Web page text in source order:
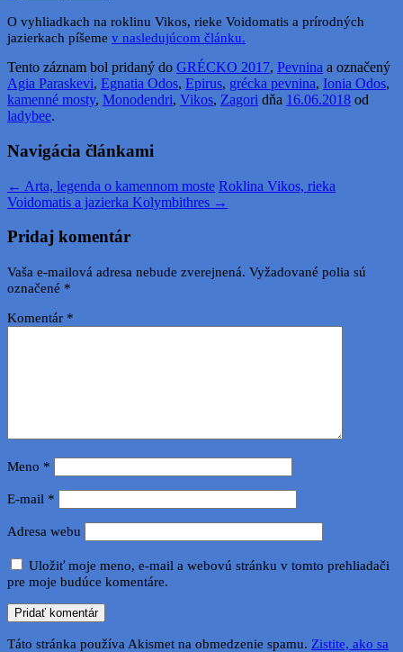
O vyhliadkach na roklinu Vikos, rieke Voidomatis a prírodných
jazierkach píšeme v nasledujúcom článku.
Tento záznam bol pridaný do GRÉCKO 2017, Pevnina a označený
Agia Paraskevi, Egnatia Odos, Epirus, grécka pevnina, Ionia Odos,
kamenné mosty, Monodendri, Vikos, Zagori dňa 16.06.2018 od
ladybee.
Navigácia článkami
← Arta, legenda o kamennom moste Roklina Vikos, rieka
Voidomatis a jazierka Kolymbithres →
Pridaj komentár
Vaša e-mailová adresa nebude zverejnená. Vyžadované polia sú
označené *
Komentár *
Meno *
E-mail *
Adresa webu
Uložiť moje meno, e-mail a webovú stránku v tomto prehliadači
pre moje budúce komentáre.
Táto stránka používa Akismet na obmedzenie spamu. Zistite, ako sa